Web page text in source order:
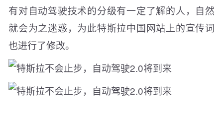
有对自动驾驶技术的分级有一定了解的人，自然
就会为之迷惑，为此特斯拉中国网站上的宣传词
也进行了修改。